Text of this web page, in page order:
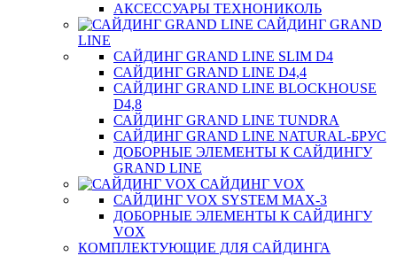
АКСЕССУАРЫ ТЕХНОНИКОЛЬ
САЙДИНГ GRAND
LINE
САЙДИНГ GRAND LINE SLIM D4
САЙДИНГ GRAND LINE D4,4
САЙДИНГ GRAND LINE BLOCKHOUSE
D4,8
САЙДИНГ GRAND LINE TUNDRA
САЙДИНГ GRAND LINE NATURAL-БРУС
ДОБОРНЫЕ ЭЛЕМЕНТЫ К САЙДИНГУ
GRAND LINE
САЙДИНГ VOX
САЙДИНГ VOX SYSTEM MAX-3
ДОБОРНЫЕ ЭЛЕМЕНТЫ К САЙДИНГУ
VOX
КОМПЛЕКТУЮЩИЕ ДЛЯ САЙДИНГА